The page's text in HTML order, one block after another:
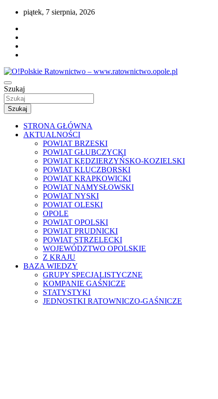
Przejdź
treści
piątek, 7 sierpnia, 2026
O!Polskie Ratownictwo –
www.ratownictwo.opole.pl
Portal opolskiego i polskiego ratownictwa.
Szukaj
Szukaj
STRONA GŁÓWNA
AKTUALNOŚCI
POWIAT BRZESKI
POWIAT GŁUBCZYCKI
POWIAT KĘDZIERZYŃSKO-KOZIELSKI
POWIAT KLUCZBORSKI
POWIAT KRAPKOWICKI
POWIAT NAMYSŁOWSKI
POWIAT NYSKI
POWIAT OLESKI
OPOLE
POWIAT OPOLSKI
POWIAT PRUDNICKI
POWIAT STRZELECKI
WOJEWÓDZTWO OPOLSKIE
Z KRAJU
BAZA WIEDZY
GRUPY SPECJALISTYCZNE
KOMPANIE GAŚNICZE
STATYSTYKI
JEDNOSTKI RATOWNICZO-GAŚNICZE